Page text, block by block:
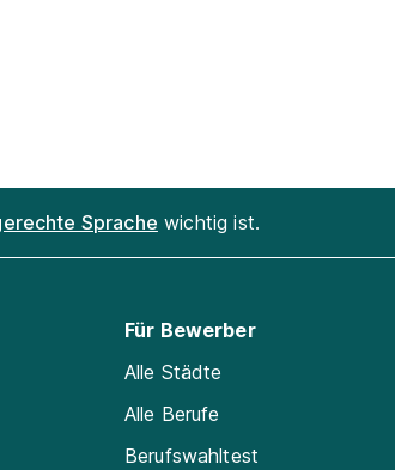
Sprache wichtig ist.
Für Bewerber
Alle Städte
Alle Berufe
Berufswahltest